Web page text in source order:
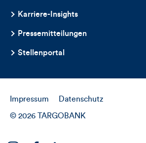
Karriere-Insights
Pressemitteilungen
Stellenportal
Impressum Datenschutz
© 2026 TARGOBANK